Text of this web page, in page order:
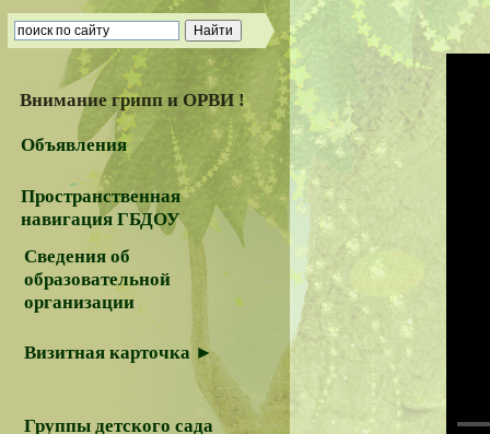
Внимание грипп и ОРВИ !
Объявления
Пространственная
навигация ГБДОУ
Сведения об
образовательной
организации
Визитная карточка ►
Группы детского сада